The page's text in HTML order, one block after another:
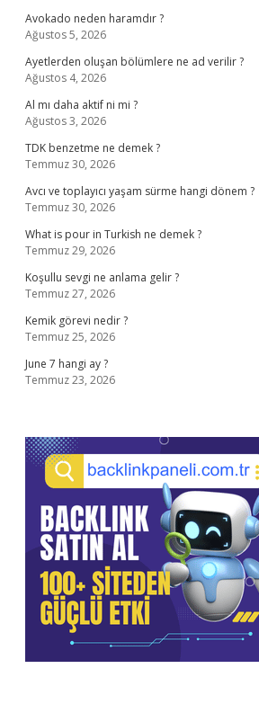
Avokado neden haramdır ?
Ağustos 5, 2026
Ayetlerden oluşan bölümlere ne ad verilir ?
Ağustos 4, 2026
Al mı daha aktif ni mi ?
Ağustos 3, 2026
TDK benzetme ne demek ?
Temmuz 30, 2026
Avcı ve toplayıcı yaşam sürme hangi dönem ?
Temmuz 30, 2026
What is pour in Turkish ne demek ?
Temmuz 29, 2026
Koşullu sevgi ne anlama gelir ?
Temmuz 27, 2026
Kemik görevi nedir ?
Temmuz 25, 2026
June 7 hangi ay ?
Temmuz 23, 2026